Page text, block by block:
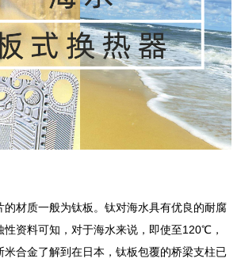
的材质一般为钛板。钛对海水具有优良的耐腐
性资料可知，对于海水来说，即使至120℃，
米合金了解到在日本，钛板包覆的桥梁支柱已